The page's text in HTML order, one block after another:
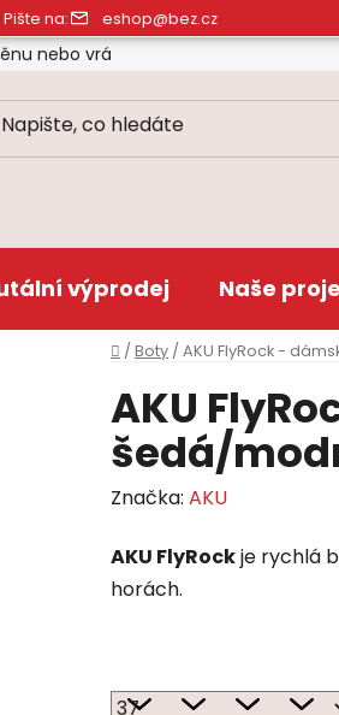
Pište na: eshop@bez.cz
nebo vrácení zboží
výprodej Naše
Domů
/ Boty / AKU FlyRock -
AKU
šedá/
Značka: AKU
AKU FlyRockje rychlá
horách.